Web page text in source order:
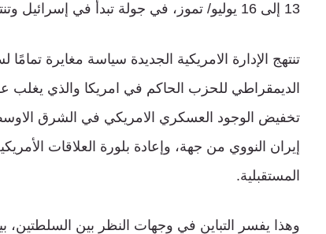
13 إلى 16 يوليو/ تموز، في جولة تبدأ في إسرائيل وتنتهي بالسعودية.
تنتهج الإدارة الامريكية الجديدة سياسة مغايرة
الديمقراطي للحزب الحاكم في امريكا والذي يغلب
تخفيض الوجود العسكري الامريكي في الشرق
إيران النووي من جهة، وإعادة بلورة العلاقات
المستقبلية.
وهذا يفسر التباين في وجهات النظر بين السلطتين،